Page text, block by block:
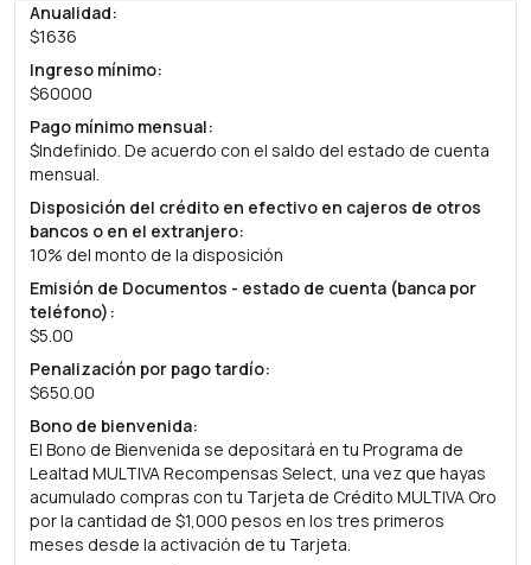
Anualidad:
$1636
Ingreso mínimo:
$60000
Pago mínimo mensual:
$Indefinido. De acuerdo con el saldo del estado de cuenta
mensual.
Disposición del crédito en efectivo en cajeros de otros
bancos o en el extranjero:
10% del monto de la disposición
Emisión de Documentos - estado de cuenta (banca por
teléfono) :
$5.00
Penalización por pago tardío:
$650.00
Bono de bienvenida:
El Bono de Bienvenida se depositará en tu Programa de
Lealtad MULTIVA Recompensas Select, una vez que hayas
acumulado compras con tu Tarjeta de Crédito MULTIVA Oro
por la cantidad de $1,000 pesos en los tres primeros
meses desde la activación de tu Tarjeta.